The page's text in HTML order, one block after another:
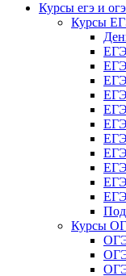
Курсы егэ и
Курсы
ЕГЭ
ЕГЭ
ЕГЭ
Курсы